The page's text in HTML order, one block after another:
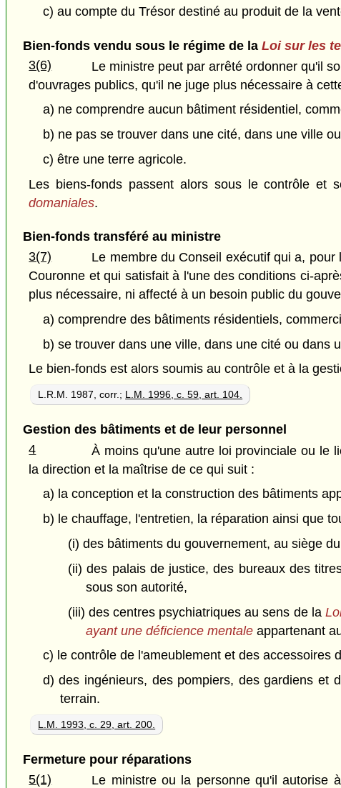
c) au compte du Trésor destiné au produit de la
Bien-fonds vendu sous le régime de la Loi sur les
3(6)
Le ministre peut par arrêté ordonner qu'il
d'ouvrages publics, qu'il ne juge plus nécessaire à
a) ne comprendre aucun bâtiment résidentiel,
b) ne pas se trouver dans une cité, dans une ville
c) être une terre agricole.
Les biens-fonds passent alors sous le contrôle et
domaniales.
Bien-fonds transféré au ministre
3(7)
Le membre du Conseil exécutif qui a,
Couronne et qui satisfait à l'une des conditions ci-
plus nécessaire, ni affecté à un besoin public du
a) comprendre des bâtiments résidentiels,
b) se trouver dans une ville, dans une cité ou dans
Le bien-fonds est alors soumis au contrôle et à la
L.R.M. 1987, corr.; L.M. 1996, c. 59, art. 104.
Gestion des bâtiments et de leur personnel
4
À moins qu'une autre loi provinciale ou le
la direction et la maîtrise de ce qui suit :
a) la conception et la construction des bâtiments
b) le chauffage, l'entretien, la réparation ainsi que
(i) des bâtiments du gouvernement, au siège
(ii) des palais de justice, des bureaux des
sous son autorité,
(iii) des centres psychiatriques au sens de la
ayant une déficience mentaleappartenant
c) le contrôle de l'ameublement et des accessoires
d) des ingénieurs, des pompiers, des gardiens et
terrain.
L.M. 1993, c. 29, art. 200.
Fermeture pour réparations
5(1)
Le ministre ou la personne qu'il autorise